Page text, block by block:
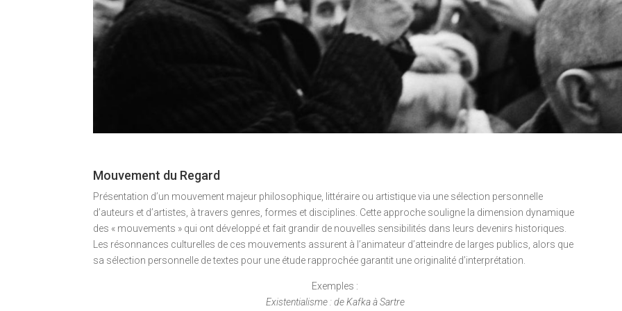
Mouvement du Regard
Présentation d’un mouvement majeur philosophique, littéraire ou artistique via une sélection personnelle
d’auteurs et d’artistes, à travers genres, formes et disciplines. Cette approche souligne la dimension dynamique
des « mouvements » qui ont développé et fait grandir de nouvelles sensibilités dans leurs devenirs historiques.
Les résonnances culturelles de ces mouvements assurent à l’animateur d’atteindre de larges publics, alors que
sa sélection personnelle de textes pour une étude rapprochée garantit une originalité d’interprétation.
Exemples :
Existentialisme : de Kafka à Sartre